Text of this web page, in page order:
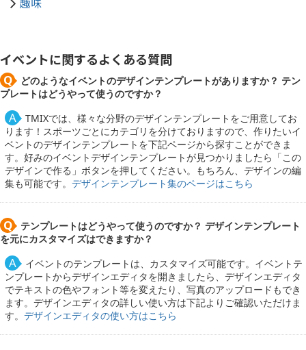
イベントに関するよくある質問
どのようなイベントのデザインテンプレートがありますか？ テン
プレートはどうやって使うのですか？
TMIXでは、様々な分野のデザインテンプレートをご用意してお
ります！スポーツごとにカテゴリを分けておりますので、作りたいイ
ベントのデザインテンプレートを下記ページから探すことができま
す。好みのイベントデザインテンプレートが見つかりましたら「この
デザインで作る」ボタンを押してください。もちろん、デザインの編
集も可能です。 デザインテンプレート集のページはこちら
テンプレートはどうやって使うのですか？ デザインテンプレート
を元にカスタマイズはできますか？
イベントのテンプレートは、カスタマイズ可能です。イベントテ
ンプレートからデザインエディタを開きましたら、デザインエディタ
でテキストの色やフォント等を変えたり、写真のアップロードもでき
ます。デザインエディタの詳しい使い方は下記よりご確認いただけま
す。 デザインエディタの使い方はこちら